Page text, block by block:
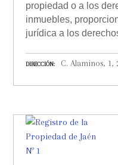
propiedad o a los
inmuebles,
jurídica a los
DIRECCIÓN C. Alaminos, 1,